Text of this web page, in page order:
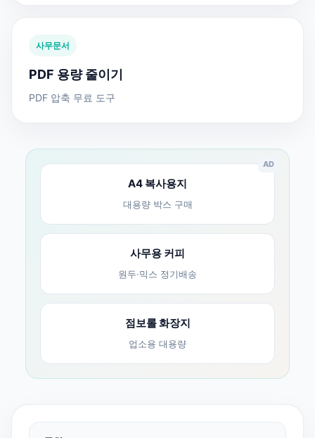
사무문서
PDF 용량 줄이기
PDF 압축 무료 도구
AD
A4 복사용지
대용량 박스 구매
사무용 커피
원두·믹스 정기배송
점보롤 화장지
업소용 대용량